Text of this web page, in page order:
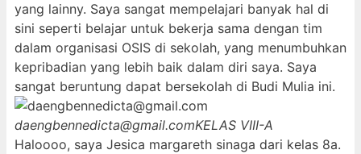
yang lainny. Saya sangat mempelajari banyak hal di
sini seperti belajar untuk bekerja sama dengan tim
dalam organisasi OSIS di sekolah, yang menumbuhkan
kepribadian yang lebih baik dalam diri saya. Saya
sangat beruntung dapat bersekolah di Budi Mulia ini.
daengbennedicta@gmail.comKELAS VIII-A
Haloooo, saya Jesica margareth sinaga dari kelas 8a.